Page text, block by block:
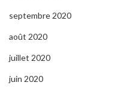
septembre 2020
août 2020
juillet 2020
juin 2020